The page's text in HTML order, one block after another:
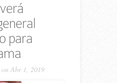
para
Abr 1, 2019